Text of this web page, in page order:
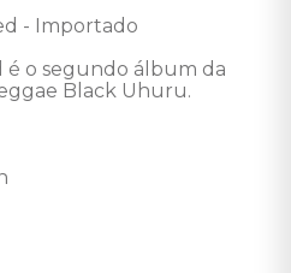
- Importado
é o segundo álbum da
Black Uhuru.